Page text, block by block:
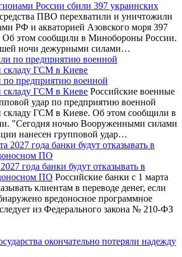
России сбили 397 украинских
ПВО перехватили и уничтожили
РФ и акваторией Азовского моря 397
этом сообщили в Минобороны России.
ночи дежурными силами…
предприятию военной
ГСМ в Киеве Российские военные
удар по предприятию военной
ГСМ в Киеве. Об этом сообщили в
"Сегодня ночью Вооруженными силами
нанесен групповой удар…
года банки будут отказывать в
ПО Российские банки с 1 марта
клиентам в переводе денег, если
вредоносное программное
из Федерального закона № 210-ФЗ